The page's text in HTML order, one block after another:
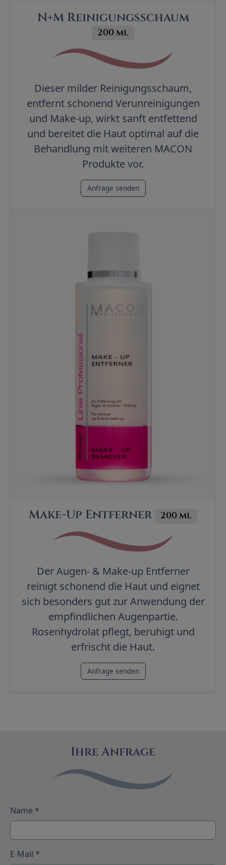
N+M Reinigungsschaum
200 ml
Dieser milder Reinigungsschaum,
entfernt schonend Verunreinigungen
und Make-up, wirkt sanft entfettend
und bereitet die Haut optimal auf die
Behandlung mit weiteren MACON
Produkte vor.
Anfrage senden
Make-Up Entferner 200 ml
Der Augen- & Make-up Entferner
reinigt schonend die Haut und eignet
sich besonders gut zur Anwendung der
empfindlichen Augenpartie.
Rosenhydrolat pflegt, beruhigt und
erfrischt die Haut.
Anfrage senden
Ihre Anfrage
Name *
E-Mail *